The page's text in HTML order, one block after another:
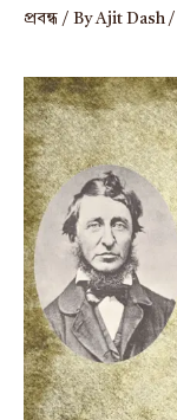
প্রবন্ধ / By Ajit Dash /